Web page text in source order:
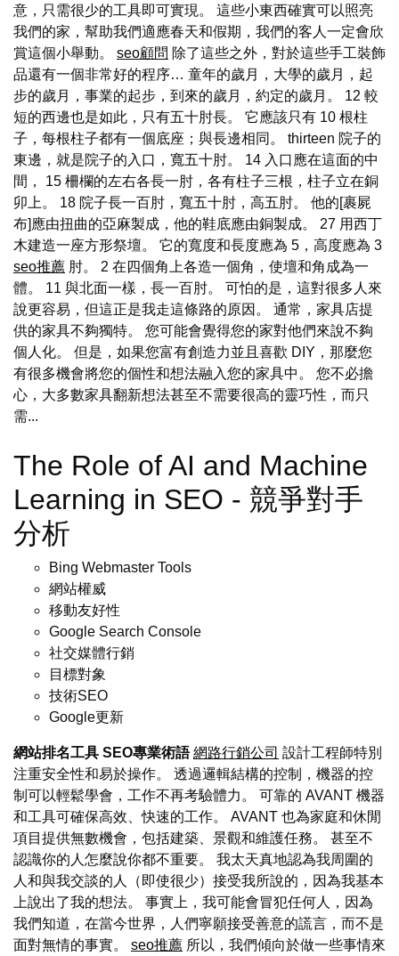
意，只需很少的工具即可實現。 這些小東西確實可以照亮
我們的家，幫助我們適應春天和假期，我們的客人一定會欣
賞這個小舉動。 seo顧問 除了這些之外，對於這些手工裝飾
品還有一個非常好的程序… 童年的歲月，大學的歲月，起
步的歲月，事業的起步，到來的歲月，約定的歲月。 12 較
短的西邊也是如此，只有五十肘長。 它應該只有 10 根柱
子，每根柱子都有一個底座；與長邊相同。 thirteen 院子的
東邊，就是院子的入口，寬五十肘。 14 入口應在這面的中
間， 15 柵欄的左右各長一肘，各有柱子三根，柱子立在銅
卯上。 18 院子長一百肘，寬五十肘，高五肘。 他的[裹屍
布]應由扭曲的亞麻製成，他的鞋底應由銅製成。 27 用西丁
木建造一座方形祭壇。 它的寬度和長度應為 5，高度應為 3
seo推薦 肘。 2 在四個角上各造一個角，使壇和角成為一
體。 11 與北面一樣，長一百肘。 可怕的是，這對很多人來
說更容易，但這正是我走這條路的原因。 通常，家具店提
供的家具不夠獨特。 您可能會覺得您的家對他們來說不夠
個人化。 但是，如果您富有創造力並且喜歡 DIY，那麼您
有很多機會將您的個性和想法融入您的家具中。 您不必擔
心，大多數家具翻新想法甚至不需要很高的靈巧性，而只
需...
The Role of AI and Machine
Learning in SEO - 競爭對手
分析
Bing Webmaster Tools
網站權威
移動友好性
Google Search Console
社交媒體行銷
目標對象
技術SEO
Google更新
網站排名工具 SEO專業術語 網路行銷公司 設計工程師特別
注重安全性和易於操作。 透過邏輯結構的控制，機器的控
制可以輕鬆學會，工作不再考驗體力。 可靠的 AVANT 機器
和工具可確保高效、快速的工作。 AVANT 也為家庭和休閒
項目提供無數機會，包括建築、景觀和維護任務。 甚至不
認識你的人怎麼說你都不重要。 我太天真地認為我周圍的
人和與我交談的人（即使很少）接受我所說的，因為我基本
上說出了我的想法。 事實上，我可能會冒犯任何人，因為
我們知道，在當今世界，人們寧願接受善意的謊言，而不是
面對無情的事實。 seo推薦 所以，我們傾向於做一些事情來